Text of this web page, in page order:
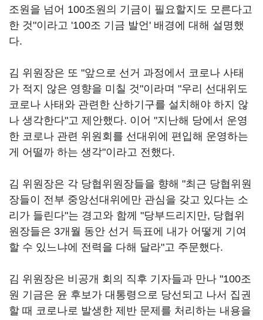
조원을 넘어 100조원의 기금이 필요할지도 모른다고
한 것"이라고 '100조 기금 발언' 배경에 대해 설명했
다.
김 위원장은 또 "앞으로 선거 과정에서 코로나 사태
가 적지 않은 영향을 미칠 것"이라며 "우리 선대위도
코로나 사태와 관련한 산하기구를 설치해야 하지 않
나 생각한다"고 제안했다. 이어 "지난해 당에서 운영
한 코로나 관련 위원회를 선대위에 편입해 운영하는
게 어떨까 하는 생각"이라고 전했다.
김 위원장은 각 당협위원장들을 향해 "최근 당협위원
장들이 전부 중앙선대위에만 관심을 갖고 있다는 소
리가 들린다"는 경고와 함께 "당부드리지만, 당협위
원장들은 3개월 동안 선거 득표에 내가 어떻게 기여
할 수 있느냐에 전력을 다해 달라"고 주문했다.
김 위원장은 비공개 회의 직후 기자들과 만나 "100조
원 기금은 윤 후보가 대통령으로 당선되고 나서 집권
할 때 코로나로 발생한 제반 문제를 처리하는 내용을